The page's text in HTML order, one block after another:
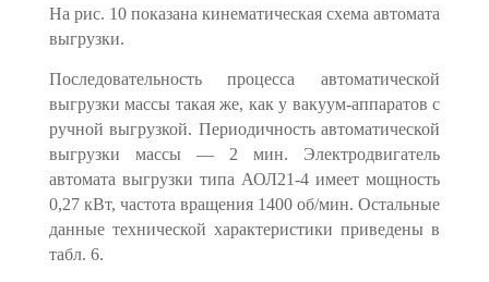
На рис. 10 показана кинематическая схема автомата
выгрузки.
Последовательность процесса автоматической
выгрузки массы такая же, как у вакуум-аппаратов с
ручной выгрузкой. Периодичность автоматичес­кой
выгрузки массы — 2 мин. Электродвигатель
автомата выгрузки типа АОЛ21-4 имеет мощность
0,27 кВт, частота вращения 1400 об/мин. Осталь­ные
данные технической характеристики приведены в
табл. 6.